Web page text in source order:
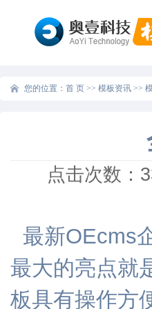
您的位置： 首 页 >> 模板资讯 >>
点击次数：
最新OEcms
最大的亮点就
板具有操作方